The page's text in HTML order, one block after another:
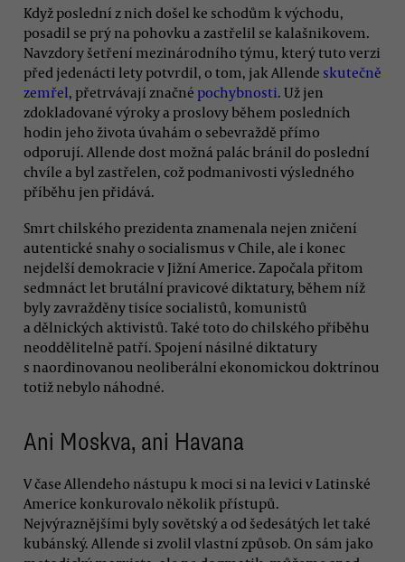
Když poslední z nich došel ke schodům k východu,
posadil se prý na pohovku a zastřelil se kalašnikovem.
Navzdory šetření mezinárodního týmu, který tuto verzi
před jedenácti lety potvrdil, o tom, jak Allende skutečně
zemřel, přetrvávají značné pochybnosti. Už jen
zdokladované výroky a proslovy během posledních
hodin jeho života úvahám o sebevraždě přímo
odporují. Allende dost možná palác bránil do poslední
chvíle a byl zastřelen, což podmanivosti výsledného
příběhu jen přidává.
Smrt chilského prezidenta znamenala nejen zničení
autentické snahy o socialismus v Chile, ale i konec
nejdelší demokracie v Jižní Americe. Započala přitom
sedmnáct let brutální pravicové diktatury, během níž
byly zavražděny tisíce socialistů, komunistů
a dělnických aktivistů. Také toto do chilského příběhu
neoddělitelně patří. Spojení násilné diktatury
s naordinovanou neoliberální ekonomickou doktrínou
totiž nebylo náhodné.
Ani Moskva, ani Havana
V čase Allendeho nástupu k moci si na levici v Latinské
Americe konkurovalo několik přístupů.
Nejvýraznějšími byly sovětský a od šedesátých let také
kubánský. Allende si zvolil vlastní způsob. On sám jako